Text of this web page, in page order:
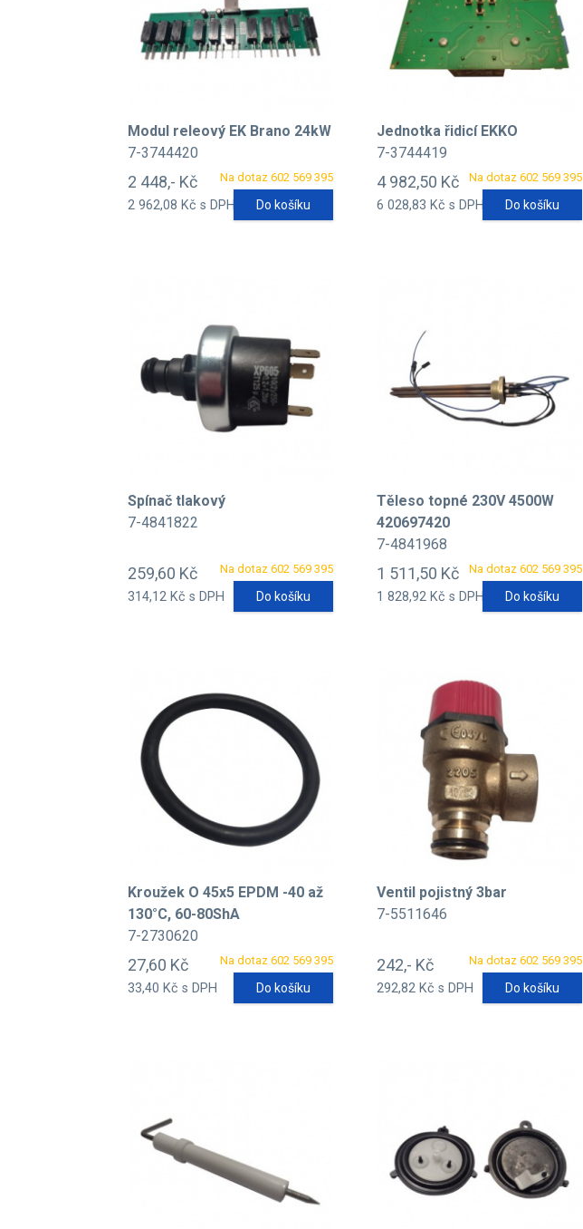
Modul releový EK Brano 24kW
7-3744420
Na dotaz 602 569 395
2 448,- Kč
2 962,08 Kč s DPH Do košíku
Jednotka řidicí EKKO
7-3744419
Na dotaz 602 569 395
4 982,50 Kč
6 028,83 Kč s DPH Do košíku
Spínač tlakový
7-4841822
Na dotaz 602 569 395
259,60 Kč
314,12 Kč s DPH Do košíku
Těleso topné 230V 4500W
420697420
7-4841968
Na dotaz 602 569 395
1 511,50 Kč
1 828,92 Kč s DPH Do košíku
Kroužek O 45x5 EPDM -40 až
130°C, 60-80ShA
7-2730620
Na dotaz 602 569 395
27,60 Kč
33,40 Kč s DPH Do košíku
Ventil pojistný 3bar
7-5511646
Na dotaz 602 569 395
242,- Kč
292,82 Kč s DPH Do košíku